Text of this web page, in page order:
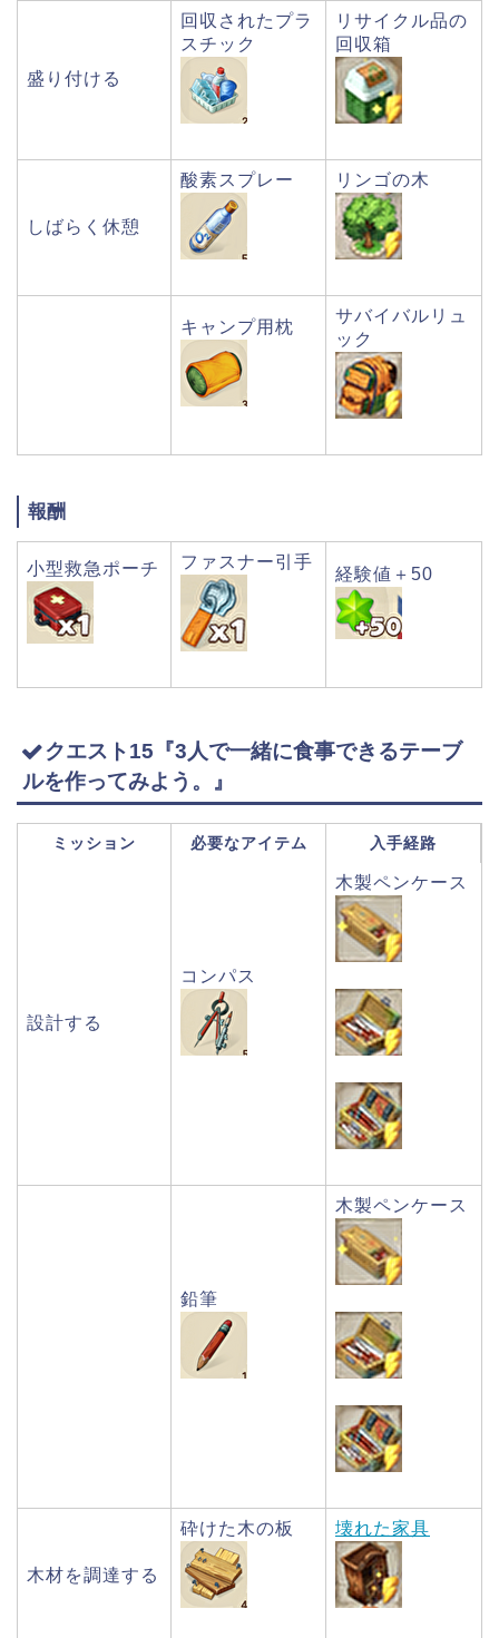
盛り付ける
回収されたプラ
スチック
リサイクル品の
回収箱
しばらく休憩
酸素スプレー リンゴの木
キャンプ用枕
サバイバルリュ
ック
報酬
小型救急ポーチ ファスナー引手
経験値＋50
クエスト15『3人で一緒に食事できるテーブ
ルを作ってみよう。』
ミッション 必要なアイテム 入手経路
設計する
コンパス
木製ペンケース
鉛筆
木製ペンケース
木材を調達する
砕けた木の板 壊れた家具